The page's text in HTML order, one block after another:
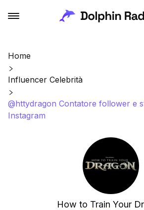
Home
Influencer Celebrità
@httydragon Contatore follower e
Instagram
How to Train Your